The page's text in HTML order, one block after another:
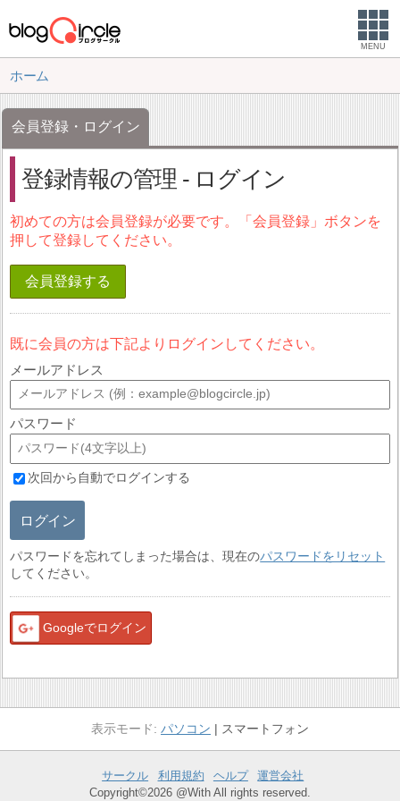
MENU
ホーム
会員登録・ログイン
登録情報の管理 - ログイン
初めての方は会員登録が必要です。「会員登録」ボタンを
押して登録してください。
会員登録する
既に会員の方は下記よりログインしてください。
メールアドレス
パスワード
次回から自動でログインする
ログイン
パスワードを忘れてしまった場合は、現在のパスワードをリセット
してください。
Googleでログイン
パソコン スマートフォン
サークル 利用規約 ヘルプ
運営会社
Copyright©2026 @With All rights reserved.